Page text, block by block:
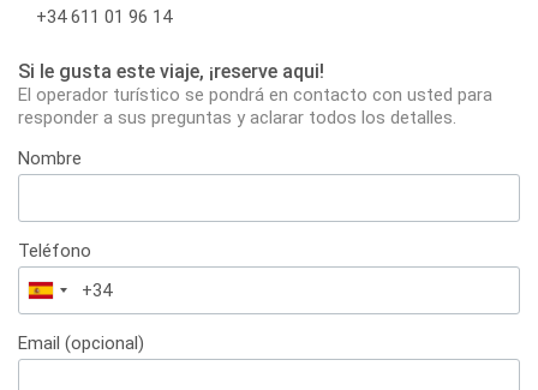
+34 611 01 96 14
Si le gusta este viaje, ¡reserve aqui!
El operador turístico se pondrá en contacto con usted para
responder a sus preguntas y aclarar todos los detalles.
Nombre
Teléfono
España
+34
Email (opcional)